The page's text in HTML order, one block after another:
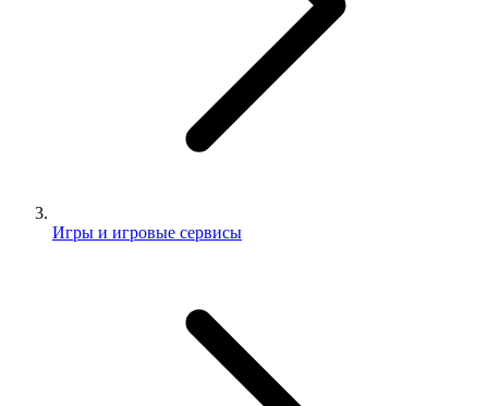
Игры и игровые сервисы